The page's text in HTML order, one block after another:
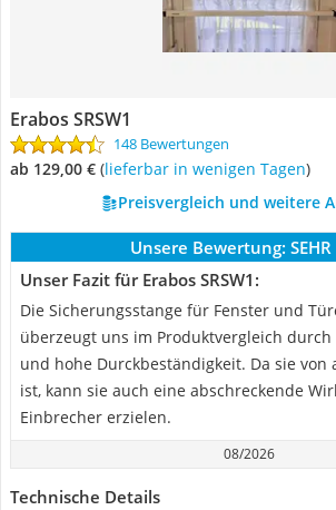
Erabos SRSW1
148 Bewertungen
ab 129,00 € ( Lieferbar in wenigen Tagen)
Preisvergleich und weitere
Unsere Bewertung:
Unser Fazit für Erabos SRSW1:
Die Sicherungsstange für Fenster und
überzeugt uns im Produktvergleich
und hohe Durckbeständigkeit. Da sie
ist, kann sie auch eine abschreckende
Einbrecher erzielen.
08/2026
Technische Details